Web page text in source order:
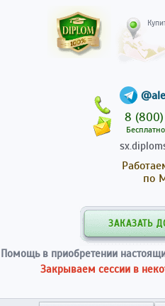
8
по
ЗАКАЗАТЬ
Помощь в приобретении
Закрываем сессии в